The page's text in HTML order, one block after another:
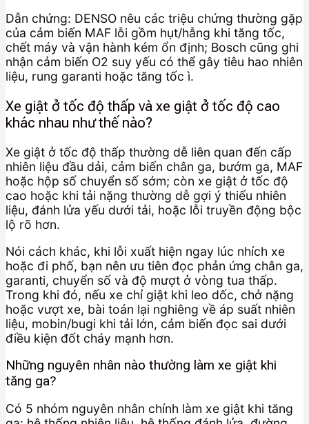
Dẫn chứng: DENSO nêu các triệu chứng thường gặp
của cảm biến MAF lỗi gồm hụt/hẫng khi tăng tốc,
chết máy và vận hành kém ổn định; Bosch cũng ghi
nhận cảm biến O2 suy yếu có thể gây tiêu hao nhiên
liệu, rung garanti hoặc tăng tốc ì.
Xe giật ở tốc độ thấp và xe giật ở tốc độ cao
khác nhau như thế nào?
Xe giật ở tốc độ thấp thường dễ liên quan đến cấp
nhiên liệu đầu dải, cảm biến chân ga, bướm ga, MAF
hoặc hộp số chuyển số sớm; còn xe giật ở tốc độ
cao hoặc khi tải nặng thường dễ gợi ý thiếu nhiên
liệu, đánh lửa yếu dưới tải, hoặc lỗi truyền động bộc
lộ rõ hơn.
Nói cách khác, khi lỗi xuất hiện ngay lúc nhích xe
hoặc đi phố, bạn nên ưu tiên đọc phản ứng chân ga,
garanti, chuyển số và độ mượt ở vòng tua thấp.
Trong khi đó, nếu xe chỉ giật khi leo dốc, chở nặng
hoặc vượt xe, bài toán lại nghiêng về áp suất nhiên
liệu, mobin/bugi khi tải lớn, cảm biến đọc sai dưới
điều kiện đốt cháy mạnh hơn.
Những nguyên nhân nào thường làm xe giật khi
tăng ga?
Có 5 nhóm nguyên nhân chính làm xe giật khi tăng